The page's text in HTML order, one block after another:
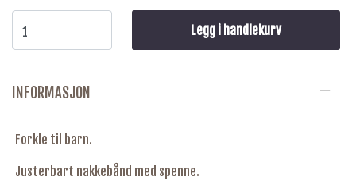
Legg i handlekurv
INFORMASJON
Forkle til barn.
Justerbart nakkebånd med spenne.